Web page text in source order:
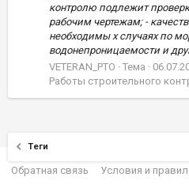
контролю подлежит
рабочим чертежам; -
необходимы х случаях по
водонепроницаемости и
VETERAN_PTO
Тема
Работы строительного
Теги
Обратная связь Условия и